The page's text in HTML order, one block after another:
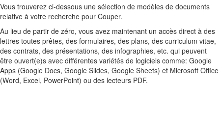
Vous trouverez ci-dessous une sélection de modèles de documents
relative à votre recherche pour Couper.
Au lieu de partir de zéro, vous avez maintenant un accès direct à des
lettres toutes prêtes, des formulaires, des plans, des curriculum vitae,
des contrats, des présentations, des infographies, etc. qui peuvent
être ouvert(e)s avec différentes variétés de logiciels comme: Google
Apps (Google Docs, Google Slides, Google Sheets) et Microsoft Office
(Word, Excel, PowerPoint) ou des lecteurs PDF.